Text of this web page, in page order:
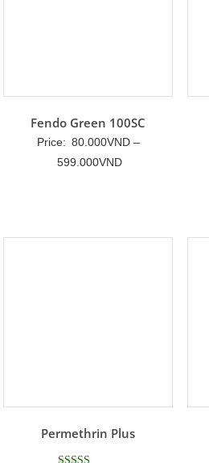
Fendo Green 100SC
Price: 80.000VND –
599.000VNDKhoảng
đến
Permethrin Plus